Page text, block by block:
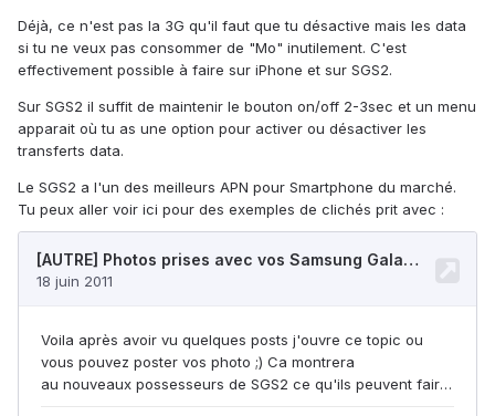
Déjà, ce n'est pas la 3G qu'il faut que tu désactive mais les data
si tu ne veux pas consommer de "Mo" inutilement. C'est
effectivement possible à faire sur iPhone et sur SGS2.
Sur SGS2 il suffit de maintenir le bouton on/off 2-3sec et un menu
apparait où tu as une option pour activer ou désactiver les
transferts data.
Le SGS2 a l'un des meilleurs APN pour Smartphone du marché.
Tu peux aller voir ici pour des exemples de clichés prit avec :